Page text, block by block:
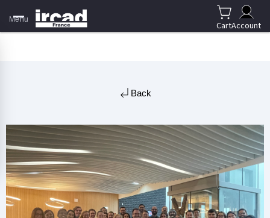
Menu
CartAccount
Back